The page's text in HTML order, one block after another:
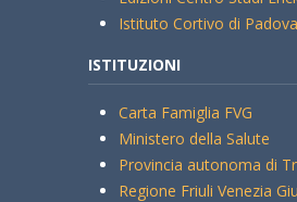
Istituto Cortivo di Padova
ISTITUZIONI
Carta Famiglia FVG
Ministero della Salute
Provincia autonoma di
Regione Friuli Venezia